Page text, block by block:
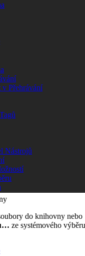
v Přehrávání
Nástrojů
do knihovny nebo
ze systémového výběru